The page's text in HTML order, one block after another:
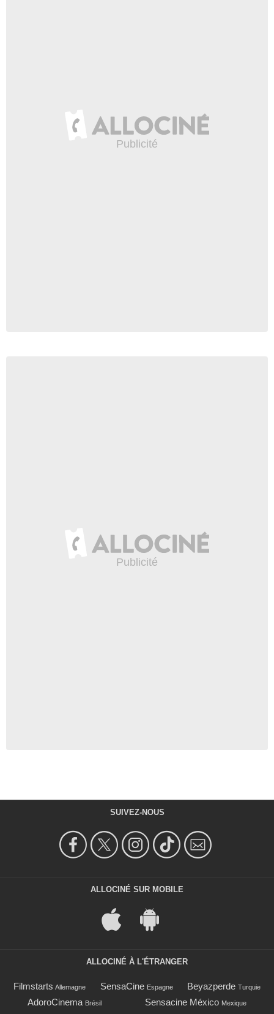
SUIVEZ-NOUS
ALLOCINÉ SUR MOBILE
ALLOCINÉ À L'ÉTRANGER
Filmstarts Allemagne SensaCine Espagne Beyazperde Turquie
AdoroCinema Brésil Sensacine México Mexique